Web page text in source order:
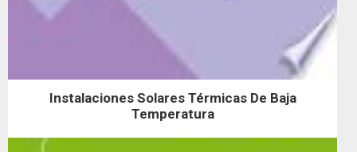
Instalaciones Solares Térmicas De Baja
Temperatura